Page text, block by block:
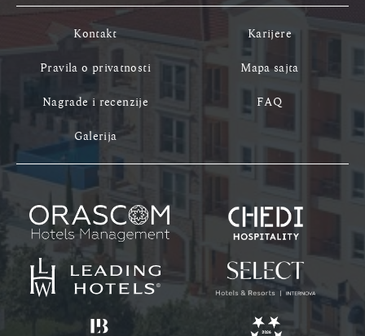
Kontakt
Karijere
Pravila o privatnosti
Mapa sajta
Nagrade i recenzije
FAQ
Galerija